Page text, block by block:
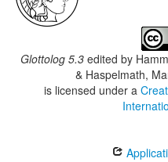
Glottolog 5.3 edited by
& Haspelmath,
is licensed under a